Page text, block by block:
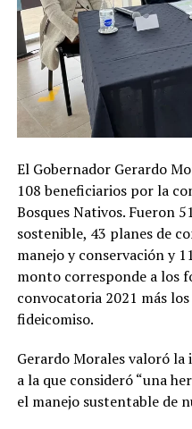
El Gobernador Gerardo
108 beneficiarios por la
Bosques Nativos. Fueron
sostenible, 43 planes de
manejo y conservación y
monto corresponde a los
convocatoria 2021 más
fideicomiso.
Gerardo Morales valoró
a la que consideró “una
el manejo sustentable de